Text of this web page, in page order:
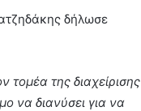
δήλωσε
τομέα της διαχείρισης
να διανύσει για να